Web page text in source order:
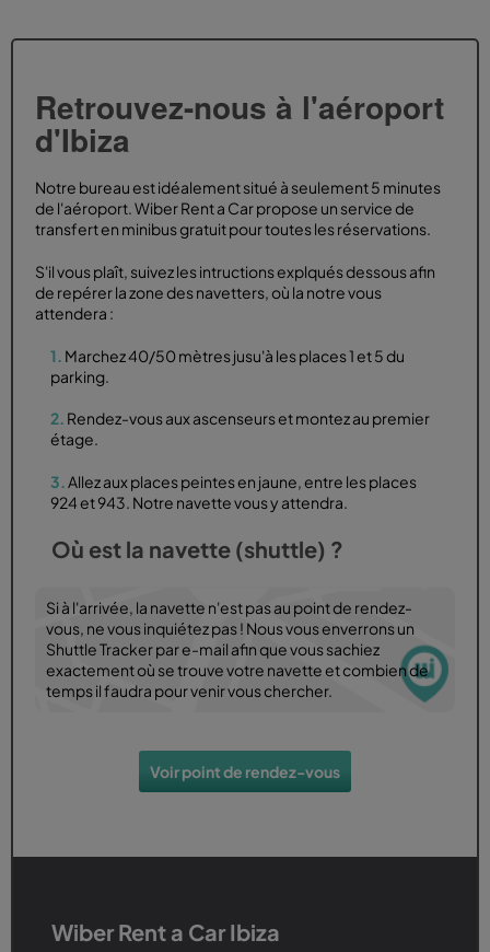
Retrouvez-nous à l'aéroport
d'Ibiza
Notre bureau est idéalement situé à seulement 5 minutes
de l'aéroport. Wiber Rent a Car propose un service de
transfert en minibus gratuit pour toutes les réservations.
S'il vous plaît, suivez les intructions explqués dessous afin
de repérer la zone des navetters, où la notre vous
attendera :
1. Marchez 40/50 mètres jusu'à les places 1 et 5 du
parking.
2. Rendez-vous aux ascenseurs et montez au premier
étage.
3.Allez aux places peintes en jaune, entre les places
924 et 943. Notre navette vous y attendra.
Où est la navette (shuttle) ?
Si à l'arrivée, la navette n'est pas au point de rendez-
vous, ne vous inquiétez pas ! Nous vous enverrons un
Shuttle Tracker par e-mail afin que vous sachiez
exactement où se trouve votre navette et combien de
temps il faudra pour venir vous chercher.
Voir point de rendez-vous
Wiber Rent a Car Ibiza